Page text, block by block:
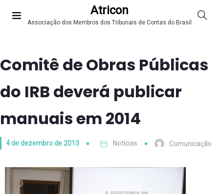
Atricon
Associação dos Membros dos Tribunais de Contas do Brasil
Comitê de Obras Públicas
do IRB deverá publicar
manuais em 2014
4 de dezembro de 2013 Notícias Comunicação